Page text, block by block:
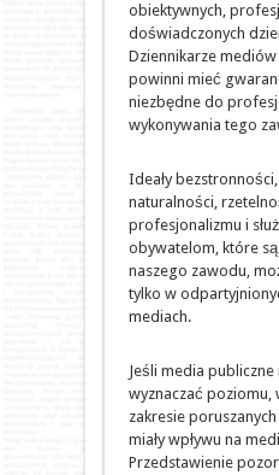
obiektywnych,
doświadczonych
Dziennikarze
powinni mieć
niezbędne do
wykonywania tego
Ideały
naturalności,
profesjonalizmu i
obywatelom, które
naszego zawodu,
tylko w
mediach.
Jeśli media publiczne
wyznaczać poziomu,
zakresie
miały wpływu na
Przedstawienie